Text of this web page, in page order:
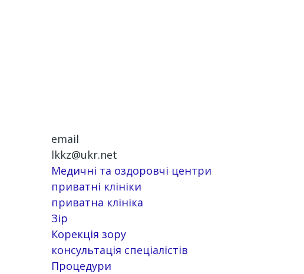
email
lkkz@ukr.net
Медичні та оздоровчі центри
приватні клініки
приватна клініка
Зір
Корекція зору
консультація спеціалістів
Процедури